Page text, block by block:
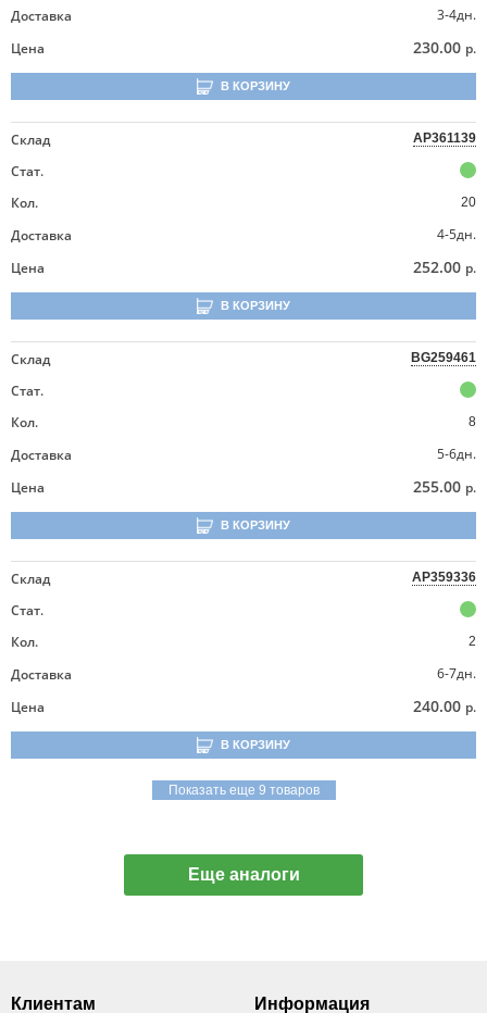
Доставка
3-4дн.
Цена
230.00 р.
В КОРЗИНУ
Склад AP361139
Стат.
Кол.
20
Доставка
4-5дн.
Цена
252.00 р.
В КОРЗИНУ
Склад BG259461
Стат.
Кол.
8
Доставка
5-6дн.
Цена
255.00 р.
В КОРЗИНУ
Склад AP359336
Стат.
Кол.
2
Доставка
6-7дн.
Цена
240.00 р.
В КОРЗИНУ
Показать еще 9 товаров
Еще аналоги
Клиентам Информация